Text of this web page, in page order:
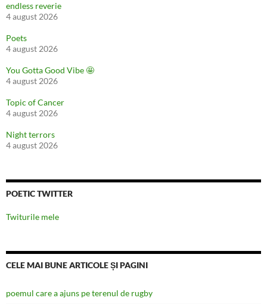
endless reverie
4 august 2026
Poets
4 august 2026
You Gotta Good Vibe 🤩
4 august 2026
Topic of Cancer
4 august 2026
Night terrors
4 august 2026
POETIC TWITTER
Twiturile mele
CELE MAI BUNE ARTICOLE ȘI PAGINI
poemul care a ajuns pe terenul de rugby